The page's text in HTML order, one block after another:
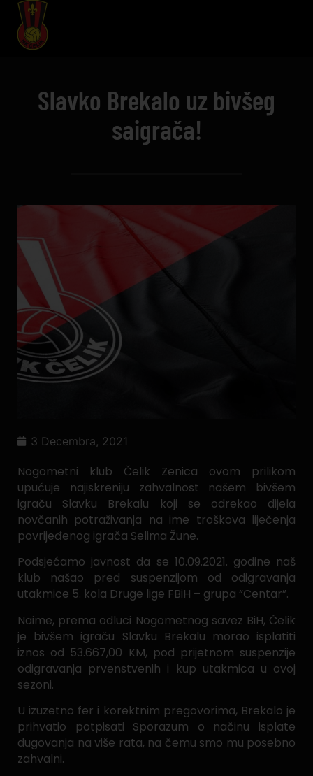
Slavko Brekalo uz bivšeg
saigrača!
3 Decembra, 2021
Nogometni klub Čelik Zenica ovom prilikom
upućuje najiskreniju zahvalnost našem bivšem
igraču Slavku Brekalu koji se odrekao dijela
novčanih potraživanja na ime troškova liječenja
povrijeđenog igrača Selima Žune.
Podsjećamo javnost da se 10.09.2021. godine naš
klub našao pred suspenzijom od odigravanja
utakmice 5. kola Druge lige FBiH – grupa “Centar”.
Naime, prema odluci Nogometnog savez BiH, Čelik
je bivšem igraču Slavku Brekalu morao isplatiti
iznos od 53.667,00 KM, pod prijetnom suspenzije
odigravanja prvenstvenih i kup utakmica u ovoj
sezoni.
U izuzetno fer i korektnim pregovorima, Brekalo je
prihvatio potpisati Sporazum o načinu isplate
dugovanja na više rata, na čemu smo mu posebno
zahvalni.